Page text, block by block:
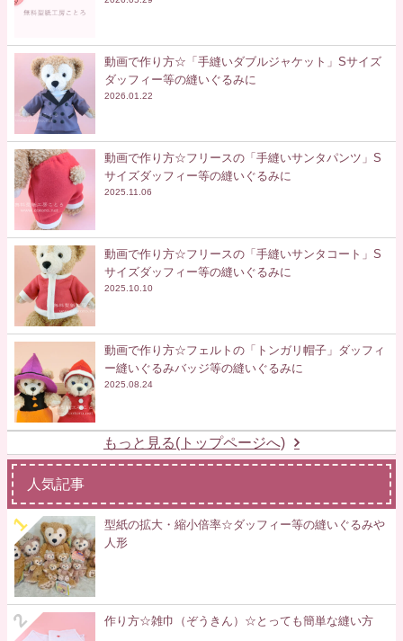
動画で作り方☆「手縫いダブルジャケット」Sサイズ
ダッフィー等の縫いぐるみに
2026.01.22
動画で作り方☆フリースの「手縫いサンタパンツ」S
サイズダッフィー等の縫いぐるみに
2025.11.06
動画で作り方☆フリースの「手縫いサンタコート」S
サイズダッフィー等の縫いぐるみに
2025.10.10
動画で作り方☆フェルトの「トンガリ帽子」ダッフィ
ー縫いぐるみバッジ等の縫いぐるみに
2025.08.24
もっと見る(トップページへ)
人気記事
型紙の拡大・縮小倍率☆ダッフィー等の縫いぐるみや
人形
作り方☆雑巾（ぞうきん）☆とっても簡単な縫い方